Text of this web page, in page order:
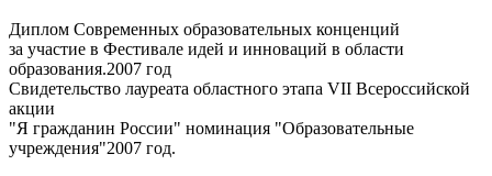
Диплом Современных образовательных конценций
за участие в Фестивале идей и инноваций в области
образования.2007 год
Свидетельство лауреата областного этапа VII Всероссийской
акции
"Я гражданин России" номинация "Образовательные
учреждения"2007 год.